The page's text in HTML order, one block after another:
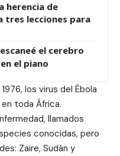
herencia de
tres lecciones para
el cerebro
el piano
los virus del Ébola
toda África.
llamados
conocidas, pero
Zaire, Sudán y